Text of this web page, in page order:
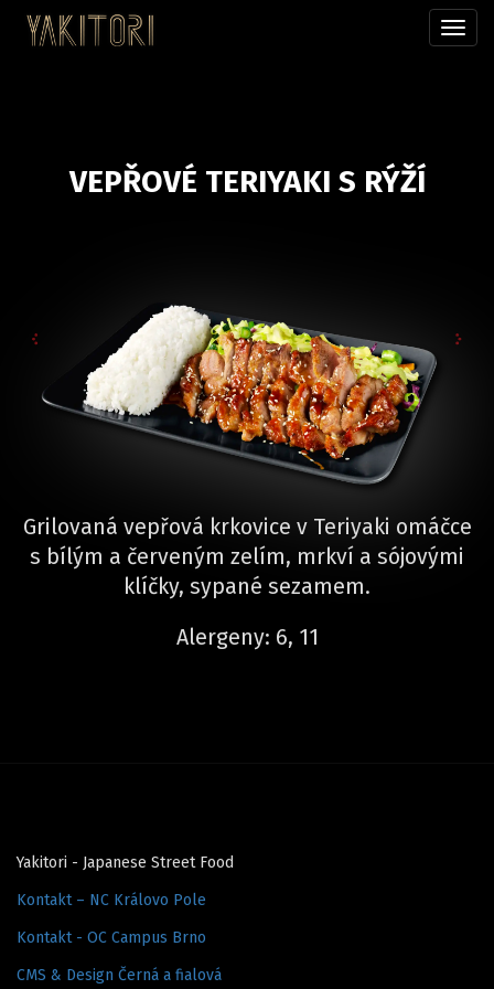
menu
VEPŘOVÉ TERIYAKI S RÝŽÍ
Grilovaná vepřová krkovice v Teriyaki omáčce
s bílým a červeným zelím, mrkví a sójovými
klíčky, sypané sezamem.
Alergeny: 6, 11
Yakitori - Japanese Street Food
Kontakt – NC Královo Pole
Kontakt - OC Campus Brno
CMS & Design Černá a fialová